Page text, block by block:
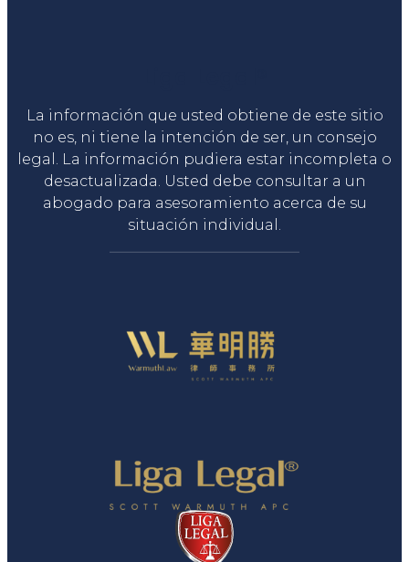
La información que usted obtiene de este sitio
no es, ni tiene la intención de ser, un consejo
legal. La información pudiera estar incompleta o
desactualizada. Usted debe consultar a un
abogado para asesoramiento acerca de su
situación individual.